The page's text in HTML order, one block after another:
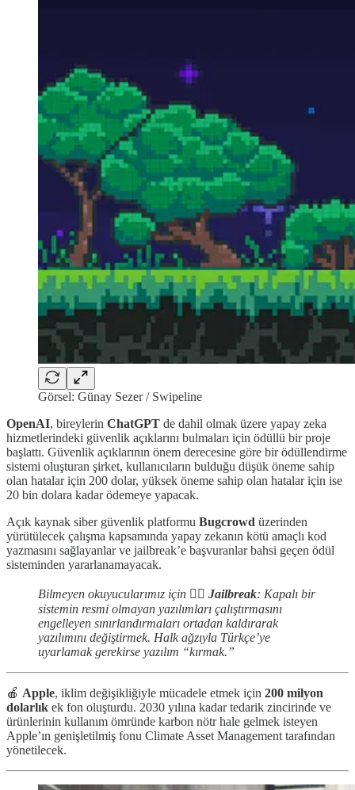
Görsel: Günay Sezer / Swipeline
OpenAI, bireylerin ChatGPT de dahil olmak üzere yapay zeka
hizmetlerindeki güvenlik açıklarını bulmaları için ödüllü bir proje
başlattı. Güvenlik açıklarının önem derecesine göre bir ödüllendirme
sistemi oluşturan şirket, kullanıcıların bulduğu düşük öneme sahip
olan hatalar için 200 dolar, yüksek öneme sahip olan hatalar için ise
20 bin dolara kadar ödemeye yapacak.
Açık kaynak siber güvenlik platformu Bugcrowd üzerinden
yürütülecek çalışma kapsamında yapay zekanın kötü amaçlı kod
yazmasını sağlayanlar ve jailbreak’e başvuranlar bahsi geçen ödül
sisteminden yararlanamayacak.
Bilmeyen okuyucularımız için 👉🏻 Jailbreak: Kapalı bir
sistemin resmi olmayan yazılımları çalıştırmasını
engelleyen sınırlandırmaları ortadan kaldırarak
yazılımını değiştirmek. Halk ağzıyla Türkçe’ye
uyarlamak gerekirse yazılım “kırmak.”
🍎 Apple, iklim değişikliğiyle mücadele etmek için 200 milyon
dolarlık ek fon oluşturdu. 2030 yılına kadar tedarik zincirinde ve
ürünlerinin kullanım ömründe karbon nötr hale gelmek isteyen
Apple’ın genişletilmiş fonu Climate Asset Management tarafından
yönetilecek.